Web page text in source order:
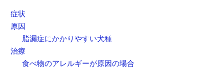
症状
原因
脂漏症にかかりやすい犬種
治療
食べ物のアレルギーが原因の場合